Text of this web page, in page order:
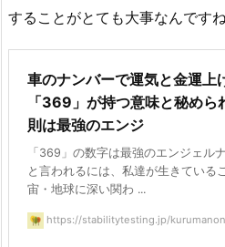
することがとても大事なんですね
車のナンバーで運気と金運上
「369」が持つ意味と秘めら
則は最強のエンジ
「369」の数字は最強のエンジェル
と言われるには、私達が生きている
宙・地球に深い関わ ...
https://stabilitytesting.jp/